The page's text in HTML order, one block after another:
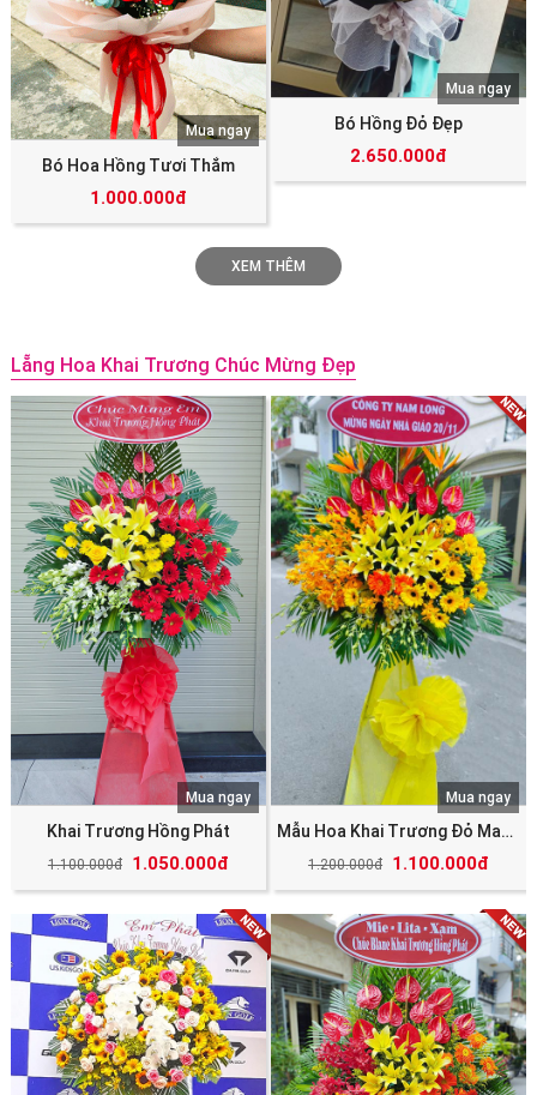
Bó Hoa Hồng Tươi Thắm
1.000.000đ
Mua ngay Bó Hồng Đỏ Đẹp
2.650.000đ
Mua ngay
XEM THÊM
Lẵng Hoa Khai Trương Chúc Mừng Đẹp
Khai Trương Hồng Phát
1.100.000đ 1.050.000đ
Mua ngay
Mẫu Hoa Khai Trương Đỏ May Mắn Tài Lộc
1.200.000đ 1.100.000đ
Mua ngay